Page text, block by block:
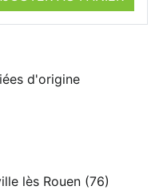
d'origine
lès Rouen (76)